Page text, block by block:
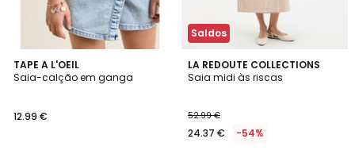
TAPE A L'OEIL
Saia-calção em ganga
12.99 €
Saldos
LA REDOUTE COLLECTIONS
Saia midi às riscas
52.99 €
24.37 € -54%
3
/